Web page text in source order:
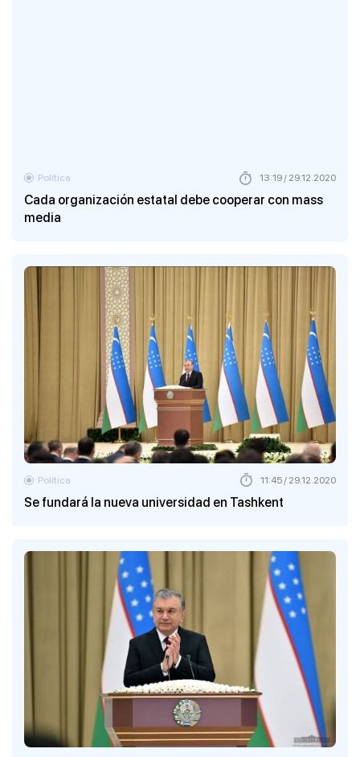
Cada organización estatal debe cooperar con mass
media
Política 13:19 / 29.12.2020
Se fundará la nueva universidad en Tashkent
Política 11:45 / 29.12.2020